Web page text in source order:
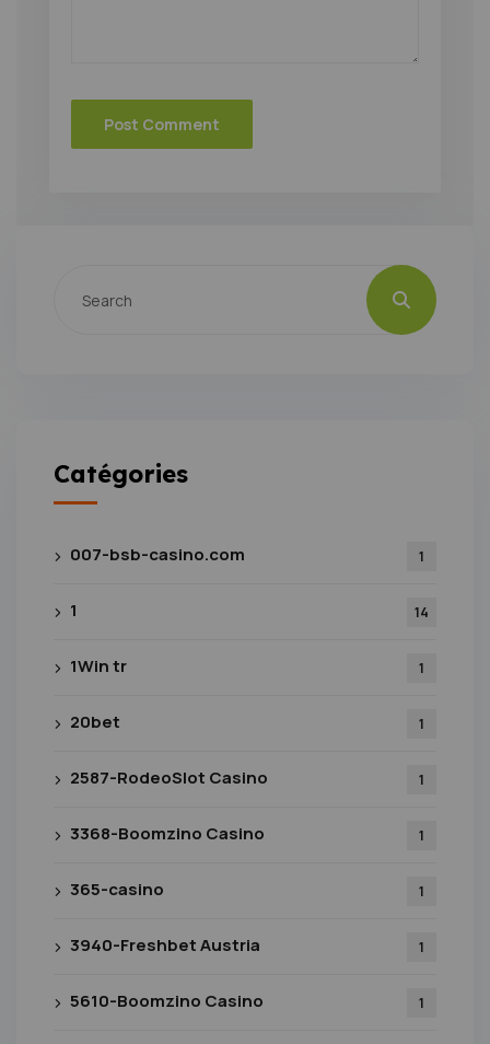
Catégories
007-bsb-casino.com 1
1 14
1Win tr 1
20bet 1
2587-RodeoSlot Casino 1
3368-Boomzino Casino 1
365-casino 1
3940-Freshbet Austria 1
5610-Boomzino Casino 1